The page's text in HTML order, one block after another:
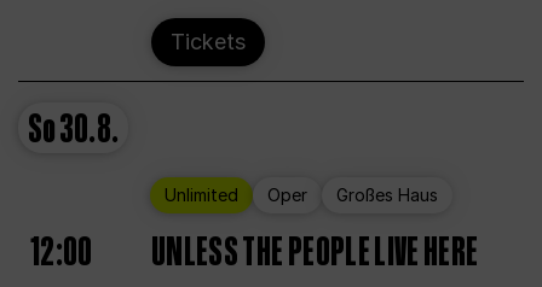
Tickets
So30.8.
Unlimited Oper Großes Haus
12:00 UNLESS THE PEOPLE LIVE HERE